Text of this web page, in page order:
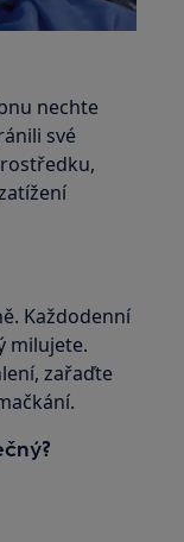
nechte
své
Každodenní
milujete.
zařaďte